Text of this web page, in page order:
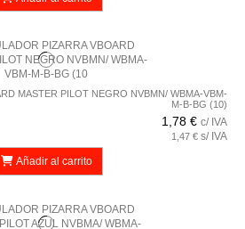
MASTER PILOT NEGRO NVBMN/ WBMA-VBM-
M-B-BG (10)
1,78 € c/ IVA
1,47 € s/ IVA
Añadir al carrito